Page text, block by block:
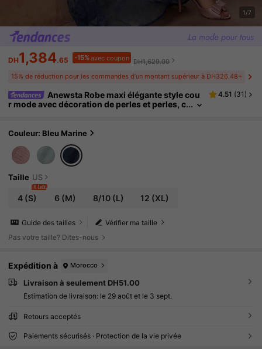
1/7
DH1,384.65 -15%avec coupon DH1,629.00
15% de réduction pour les commandes d’un montant supérieur à DH326.48+
Anewsta Robe maxi élégante style cou
r mode avec décoration de perles et perles, c
intemps, été, festival, remise des diplômes, élég
4.51 (31 )
Couleur: Bleu Marine
Taille US
4 (S)
8 left
6 (M) 8/10(L) 12 (XL)
Vérifier ma taille
Guide des tailles
Pas votre taille? Dites-nous
Expédition à Morocco
Livraison à seulement DH51.00
Estimation de livraison: le 29 août et le 3 sept.
Retours acceptés
Paiements sécurisés · Protection de la vie privée